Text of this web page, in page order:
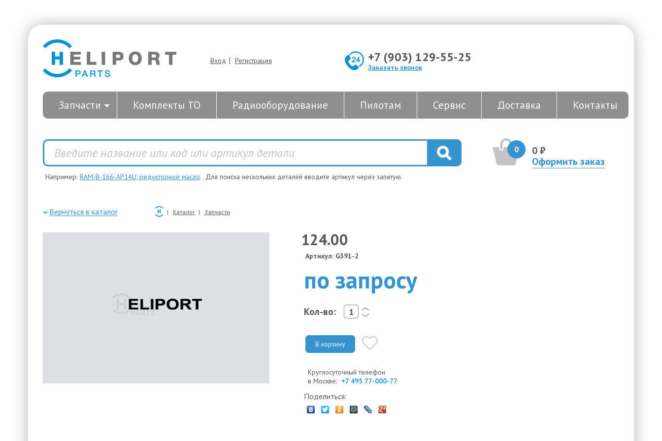
Вход | Регистрация +7 (903) 129-55-25
Заказать звонок
Запчасти Комплекты ТО Радиооборудование Пилотам Сервис Доставка Контакты
0
0 ₽
Оформить заказ
Например: RAM-B-166-AP14U, редукторное масло . Для поиска нескольких деталей вводите артикул через запятую.
—Вернуться в каталог Каталог Запчасти
124.00
Артикул: G391-2
по запросу
Кол-во:
<
>
В корзину
Круглосуточный телефон
в Москве: +7 495 77-000-77
Поделиться: